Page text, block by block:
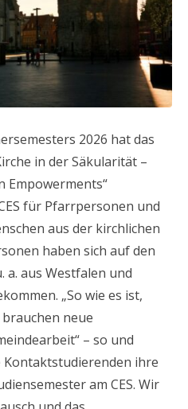
2026 hat das
in der Säkularität –
Empowerments“
für Pfarrpersonen und
aus der kirchlichen
haben sich auf den
a. aus Westfalen und
„So wie es ist,
neue
– so und
ihre
am CES. Wir